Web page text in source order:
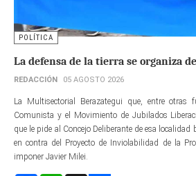
POLÍTICA
La defensa de la tierra se organiza
REDACCIÓN 05 AGOSTO 2026
La Multisectorial Berazategui que, entre otras
Comunista y el Movimiento de Jubilados
que le pide al Concejo Deliberante de esa localidad
en contra del Proyecto de Inviolabilidad de la
imponer Javier Milei.